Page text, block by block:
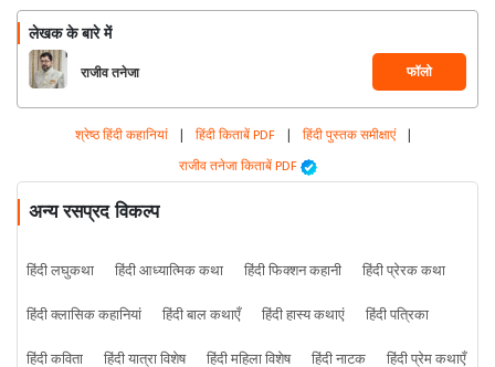
लेखक के बारे में
राजीव तनेजा फॉलो
श्रेष्ठ हिंदी कहानियां | हिंदी किताबें PDF | हिंदी पुस्तक समीक्षाएं |
राजीव तनेजा किताबें PDF
अन्य रसप्रद विकल्प
हिंदी लघुकथा हिंदी आध्यात्मिक कथा हिंदी फिक्शन कहानी
हिंदी प्रेरक कथा
हिंदी क्लासिक कहानियां
हिंदी बाल कथाएँ हिंदी हास्य कथाएं
हिंदी पत्रिका
हिंदी कविता
हिंदी यात्रा विशेष हिंदी महिला विशेष हिंदी नाटक हिंदी प्रेम कथाएँ